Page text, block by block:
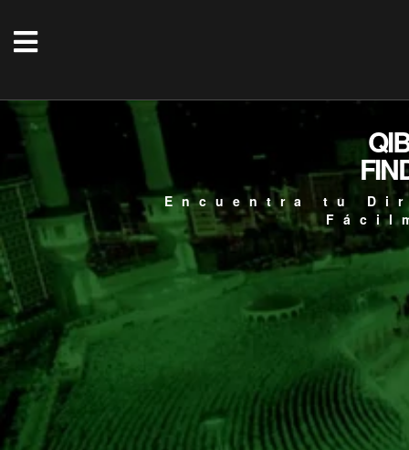
Encuentra tu